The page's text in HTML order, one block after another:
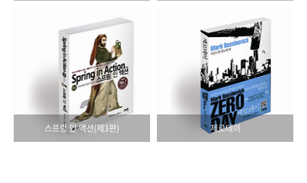
스프링 인 액션(제3판) 제로데이